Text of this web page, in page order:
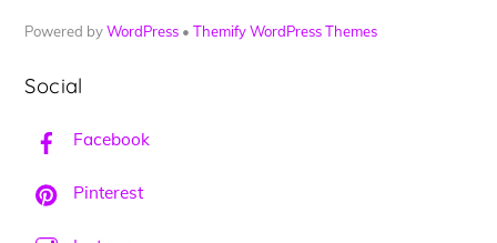
Powered byWordPress •Themify WordPress Themes
Social
Facebook
Pinterest